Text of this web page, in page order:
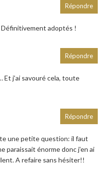
Définitivement adoptés !
Répondre
Et j’ai savouré cela, toute
Répondre
une petite question: il faut
paraissait énorme donc j’en ai
A refaire sans hésiter!!
Répondre